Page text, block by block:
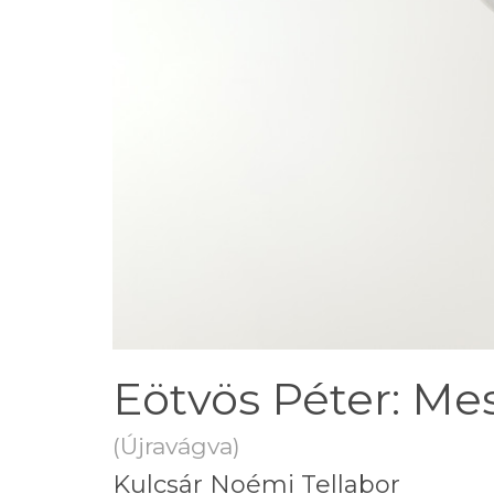
Eötvös Péter:
(Újravágva)
Kulcsár Noémi Tellabor